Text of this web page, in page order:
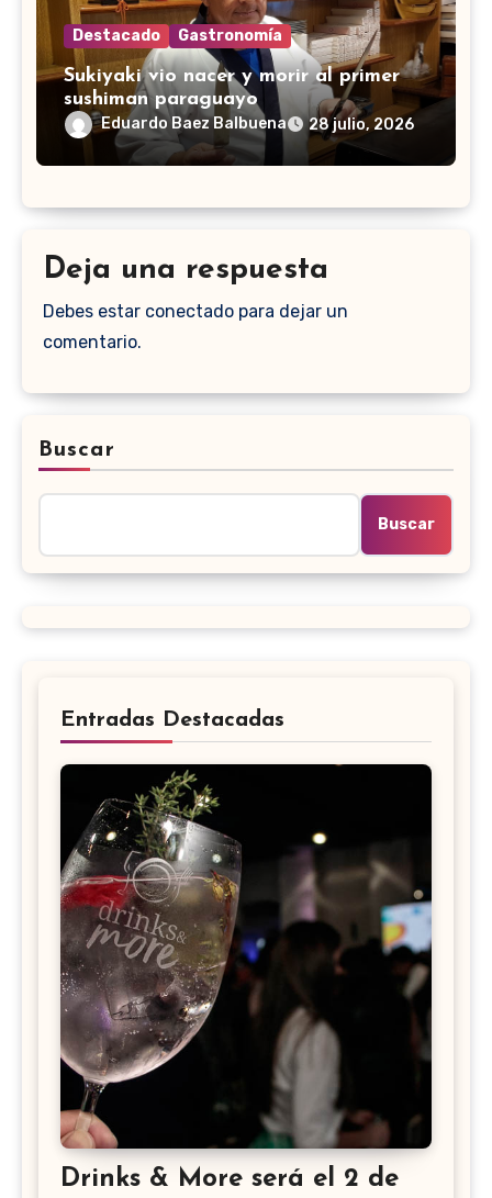
Destacado Gastronomía
Sukiyaki vio nacer y morir al primer
sushiman paraguayo
Eduardo Baez Balbuena 28 julio, 2026
Deja una respuesta
Debes estar conectado para dejar un
comentario.
Buscar
Buscar
Entradas Destacadas
Drinks & More será el 2 de